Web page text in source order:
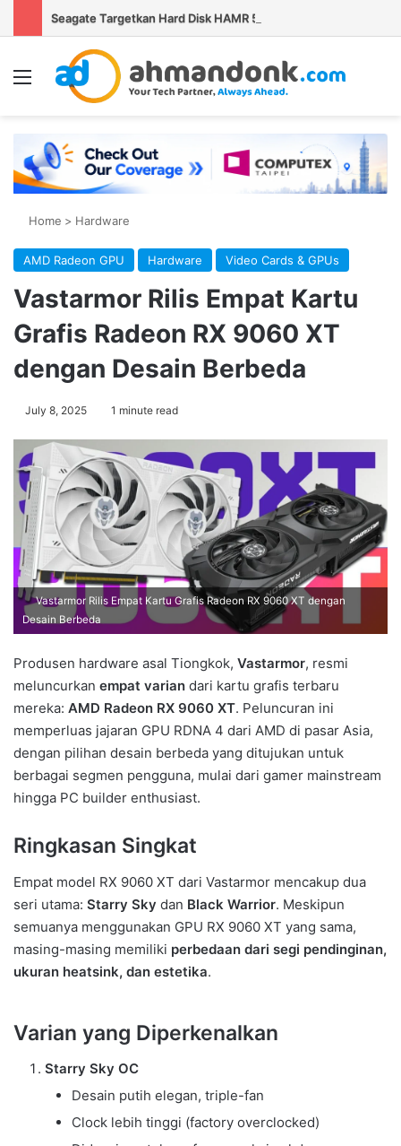
Menu
Home > Hardware
AMD Radeon GPU Hardware Video Cards & GPUs
Vastarmor Rilis Empat Kartu
Grafis Radeon RX 9060 XT
dengan Desain Berbeda
July 8, 2025 1 minute read
Vastarmor Rilis Empat Kartu Grafis Radeon RX 9060 XT dengan
Desain Berbeda
Produsen hardware asal Tiongkok, Vastarmor, resmi
meluncurkan empat varian dari kartu grafis terbaru
mereka: AMD Radeon RX 9060 XT. Peluncuran ini
memperluas jajaran GPU RDNA 4 dari AMD di pasar Asia,
dengan pilihan desain berbeda yang ditujukan untuk
berbagai segmen pengguna, mulai dari gamer mainstream
hingga PC builder enthusiast.
Ringkasan Singkat
Empat model RX 9060 XT dari Vastarmor mencakup dua
seri utama: Starry Sky dan Black Warrior. Meskipun
semuanya menggunakan GPU RX 9060 XT yang sama,
masing-masing memiliki perbedaan dari segi pendinginan,
ukuran heatsink, dan estetika.
Varian yang Diperkenalkan
Starry Sky OC
Desain putih elegan, triple-fan
Clock lebih tinggi (factory overclocked)